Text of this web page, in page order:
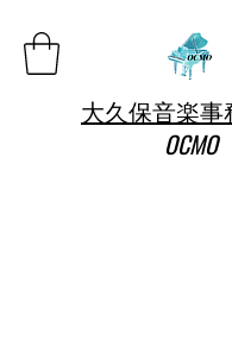
大久保音楽
OCMO